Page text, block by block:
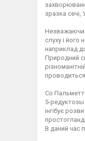
зразка
Незважаючи
слуху і
наприклад
Природний
проводиться
Со
5-
інгібує
В даний час